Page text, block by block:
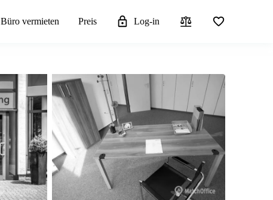
Büro vermieten Preis Log-in